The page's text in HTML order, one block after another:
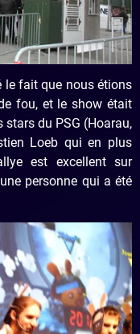
le fait que nous étions
fou, et le show était
stars du PSG (Hoarau,
Loeb qui en plus
est excellent sur
personne qui a été